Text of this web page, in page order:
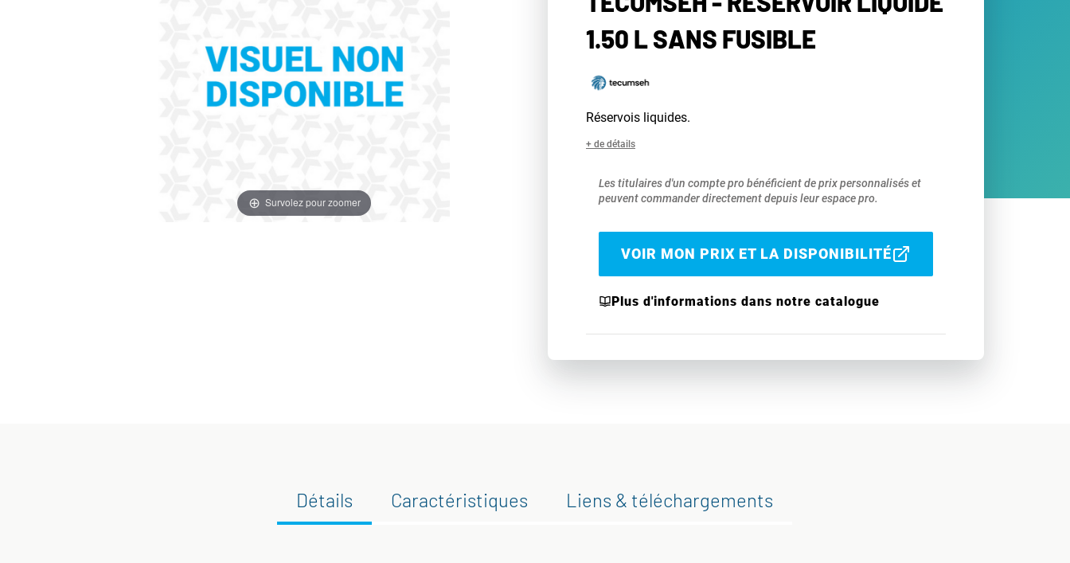
Survolez pour zoomer
1.50 L SANS FUSIBLE
Réservois liquides.
+ de détails
Les titulaires d'un compte pro bénéficient de prix personnalisés et
peuvent commander directement depuis leur espace pro.
VOIR MON PRIX ET LA DISPONIBILITÉ
Plus d'informations dans notre catalogue
Détails Caractéristiques Liens & téléchargements